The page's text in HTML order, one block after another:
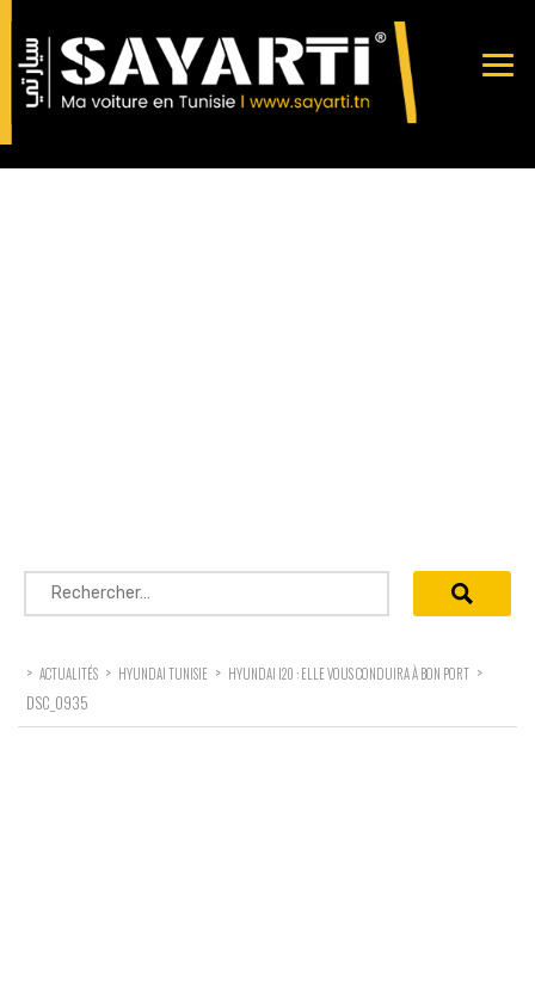
Rechercher :
> ACTUALITÉS > HYUNDAI TUNISIE > HYUNDAI I20 : ELLE VOUS CONDUIRA À BON PORT >
DSC_0935